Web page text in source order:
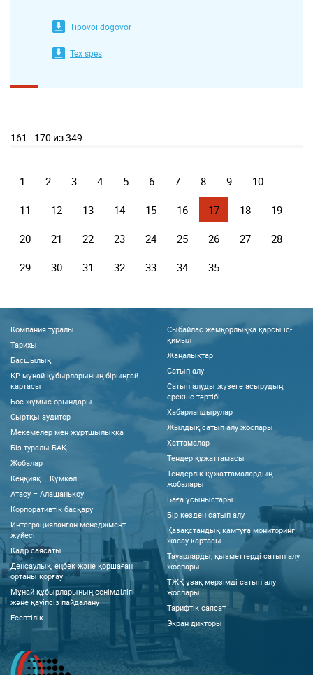
Tipovoi dogovor
Tex spes
161 - 170 из 349
1 2 3 4 5 6 7 8 9 10
11 12 13 14 15 16 17 18 19
20 21 22 23 24 25 26 27 28
29 30 31 32 33 34 35
Компания туралы
Тарихы
Басшылық
ҚР мұнай құбырларының бірыңғай
картасы
Бос жұмыс орындары
Сыртқы аудитор
Мекемелер мен жұртшылыққа
Біз туралы БАҚ
Жобалар
Кеңқияқ – Құмкөл
Атасу – Алашанькоу
Корпоративтік басқару
Интеграцияланған менеджмент
жүйесі
Кадр саясаты
Денсаулық, еңбек және қоршаған
ортаны қорғау
Мұнай құбырларының сенімділігі
және қауіпсіз пайдалану
Есептілік
Сыбайлас жемқорлыққа қарсы іс-
қимыл
Жаңалықтар
Сатып алу
Сатып алуды жүзеге асырудың
ерекше тәртібі
Хабарландырулар
Жылдық сатып алу жоспары
Хаттамалар
Тендер құжаттамасы
Тендерлік құжаттамалардың
жобалары
Баға ұсыныстары
Бір көзден сатып алу
Қазақстандық қамтуға мониторинг
жасау картасы
Тауарларды, қызметтерді сатып алу
жоспары
ТЖҚ ұзақ мерзімді сатып алу
жоспары
Тарифтік саясат
Экран дикторы